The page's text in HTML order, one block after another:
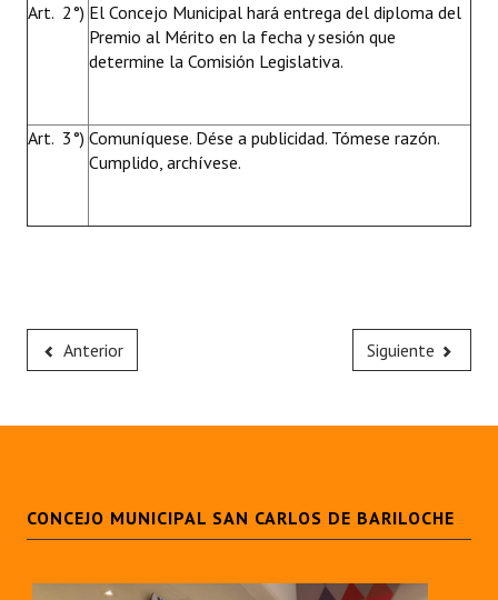
Art. 2°) El Concejo Municipal hará entrega del diploma del
Premio al Mérito en la fecha y sesión que
determine la Comisión Legislativa.
Art. 3°) Comuníquese. Dése a publicidad. Tómese razón.
Cumplido, archívese.
Anterior Siguiente
CONCEJO MUNICIPAL SAN CARLOS DE BARILOCHE